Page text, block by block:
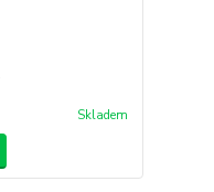
Skladem